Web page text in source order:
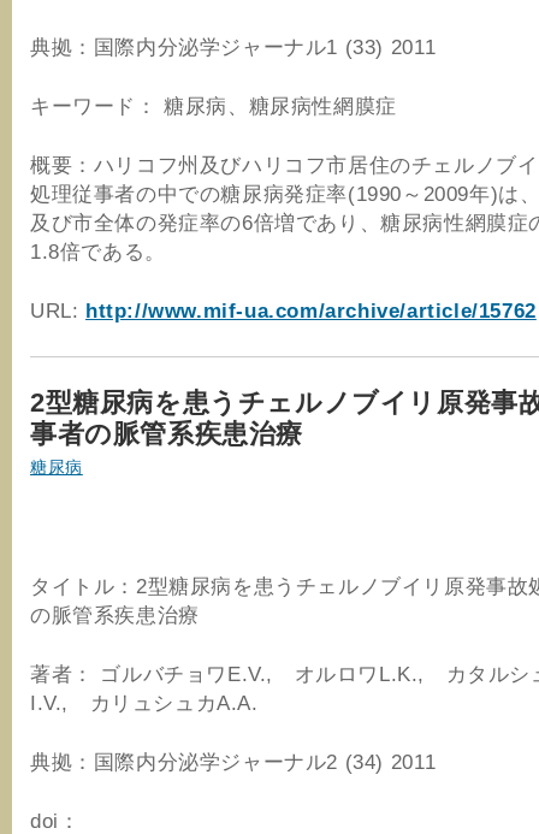
典拠：国際内分泌学ジャーナル1 (33) 2011
キーワード： 糖尿病、糖尿病性網膜症
概要：ハリコフ州及びハリコフ市居住のチェルノブ
処理従事者の中での糖尿病発症率(1990～2009年)は
及び市全体の発症率の6倍増であり、糖尿病性網膜症
1.8倍である。
URL: http://www.mif-ua.com/archive/article/15762
2型糖尿病を患うチェルノブイリ原発事
事者の脈管系疾患治療
糖尿病
タイトル：2型糖尿病を患うチェルノブイリ原発事故
の脈管系疾患治療
著者： ゴルバチョワE.V., オルロワL.K., カタルシ
I.V., カリュシュカA.A.
典拠：国際内分泌学ジャーナル2 (34) 2011
doi：